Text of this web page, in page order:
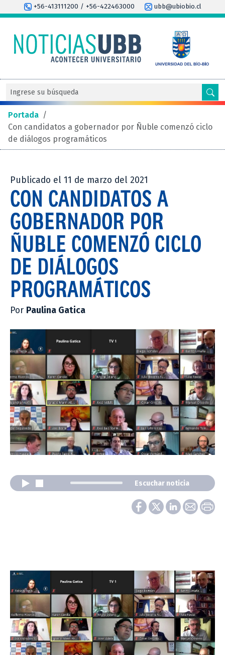
+56-413111200 / +56-422463000 ubb@ubiobio.cl
Portada /
Con candidatos a gobernador por Ñuble comenzó ciclo
de diálogos programáticos
Publicado el 11 de marzo del 2021
CON CANDIDATOS A
GOBERNADOR POR
ÑUBLE COMENZÓ CICLO
DE DIÁLOGOS
PROGRAMÁTICOS
Por Paulina Gatica
Escuchar noticia